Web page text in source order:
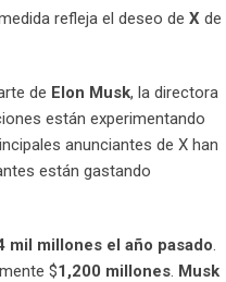
refleja el deseo de X de
de Elon Musk, la directora
están experimentando
anunciantes de X han
están gastando
mil millones el año pasado.
$1,200 millones. Musk